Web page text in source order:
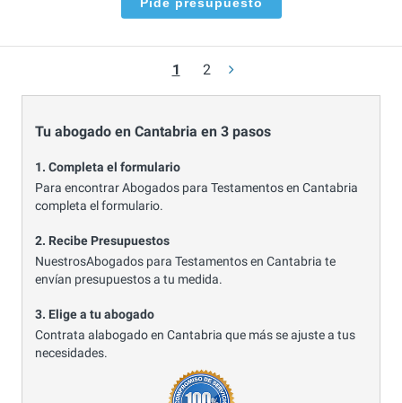
1 2
Tu abogado en Cantabria en 3 pasos
1. Completa el formulario
Para encontrar Abogados para Testamentos en Cantabria
completa el formulario.
2. Recibe Presupuestos
NuestrosAbogados para Testamentos en Cantabria te
envían presupuestos a tu medida.
3. Elige a tu abogado
Contrata alabogado en Cantabria que más se ajuste a tus
necesidades.